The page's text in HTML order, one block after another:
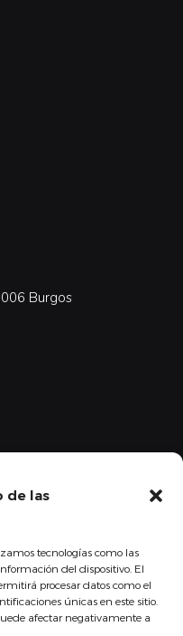
de las
tecnologías como las
del dispositivo. El
procesar datos como el
únicas en este sitio.
afectar negativamente a
Burgos